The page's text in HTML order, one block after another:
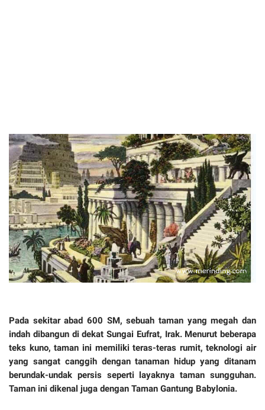
Pada sekitar abad 600 SM, sebuah taman yang megah dan
indah dibangun di dekat Sungai Eufrat, Irak. Menurut beberapa
teks kuno, taman ini memiliki teras-teras rumit, teknologi air
yang sangat canggih dengan tanaman hidup yang ditanam
berundak-undak persis seperti layaknya taman sungguhan.
Taman ini dikenal juga dengan Taman Gantung Babylonia.